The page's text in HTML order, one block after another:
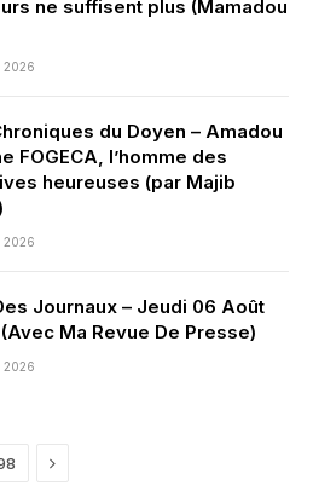
ne suffisent plus (Mamadou
2026
du Doyen – Amadou
FOGECA, l’homme des
heureuses (par Majib
2026
Journaux – Jeudi 06 Août
Ma Revue De Presse)
2026
Next